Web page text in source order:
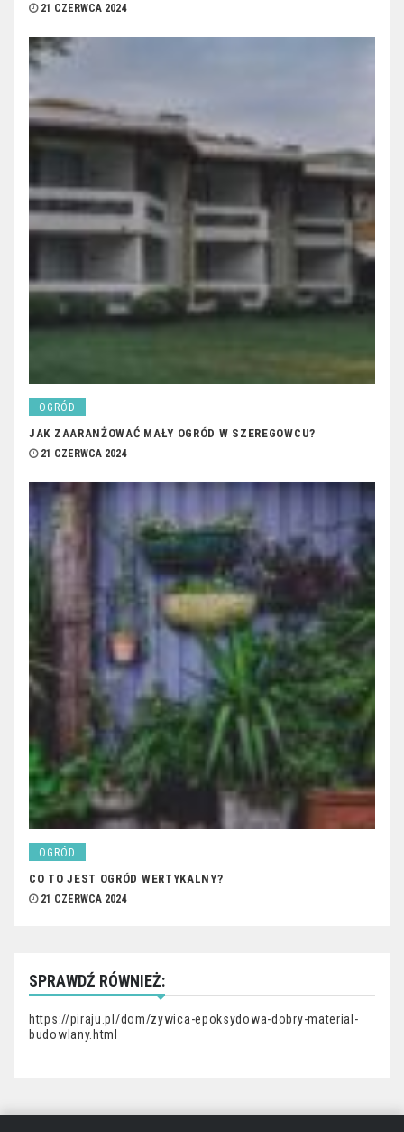
21 CZERWCA 2024
OGRÓD
JAK ZAARANŻOWAĆ MAŁY OGRÓD W SZEREGOWCU?
21 CZERWCA 2024
OGRÓD
CO TO JEST OGRÓD WERTYKALNY?
21 CZERWCA 2024
SPRAWDŹ RÓWNIEŻ:
https://piraju.pl/dom/zywica-epoksydowa-dobry-material-
budowlany.html